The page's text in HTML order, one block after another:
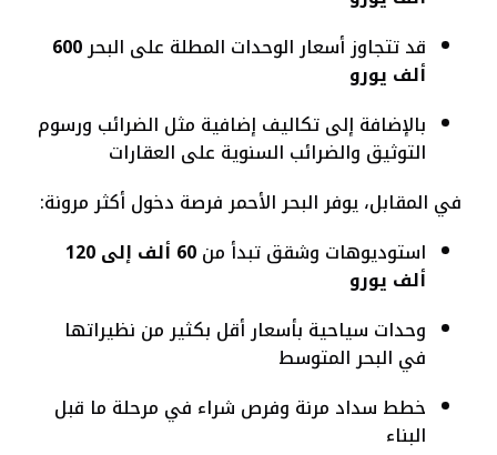
قد تتجاوز أسعار الوحدات المطلة على البحر600
ألف يورو
بالإضافة إلى تكاليف إضافية مثل الضرائب ورسوم
التوثيق والضرائب السنوية على العقارات
في المقابل، يوفر البحر الأحمر فرصة دخول أكثر مرونة:
استوديوهات وشقق تبدأ من
60 ألف إلى 120
ألف يورو
وحدات سياحية بأسعار أقل بكثير من نظيراتها
في البحر المتوسط
خطط سداد مرنة وفرص شراء في مرحلة ما قبل
البناء